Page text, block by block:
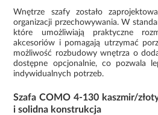
Wnętrze szafy zostało
organizacji przechowywania. W
które umożliwiają praktyczne
akcesoriów i pomagają utrzymać
możliwość rozbudowy wnętrza o
dostępne opcjonalnie, co pozwala
indywidualnych potrzeb.
Szafa COMO 4-130 kaszmir/
i solidna konstrukcja